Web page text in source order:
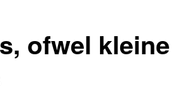
ofwel kleine